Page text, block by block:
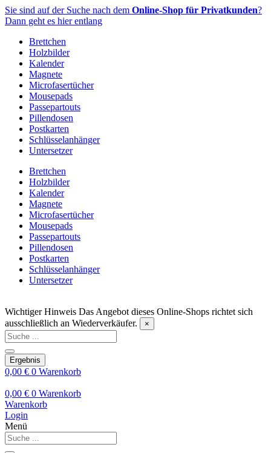
Zum
Inhalt
Sie sind auf der Suche nach dem Online-Shop für Privatkunden?
Dann geht es hier entlang
Brettchen
Holzbilder
Kalender
Magnete
Microfasertücher
Mousepads
Passepartouts
Pillendosen
Postkarten
Schlüsselanhänger
Untersetzer
Brettchen
Holzbilder
Kalender
Magnete
Microfasertücher
Mousepads
Passepartouts
Pillendosen
Postkarten
Schlüsselanhänger
Untersetzer
Wichtiger Hinweis Das Angebot dieses Online-Shops richtet sich
ausschließlich an Wiederverkäufer.
×
Search
...
Ergebnis
0,00 € 0 Warenkorb
0,00 € 0 Warenkorb
Warenkorb
Login
Menü
Search
...